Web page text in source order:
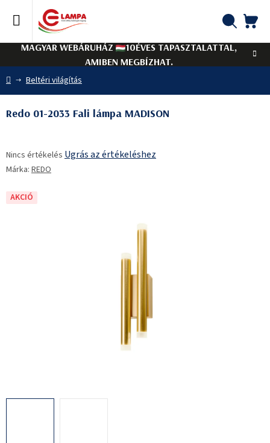
tartalomhoz
MAGYAR WEBÁRUHÁZ
10ÉVES TAPASZTALATTAL,
AMIBEN MEGBÍZHAT.
Kezdőlap
Beltéri világítás
Redo 01-2033 Fali lámpa MADISON
termék
átlagos
5-
Nincs értékelés Ugrás az értékeléshez
Márka: REDO
AKCIÓ